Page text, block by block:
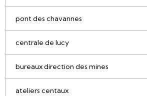
pont des chavannes
centrale de lucy
bureaux direction des mines
ateliers centaux